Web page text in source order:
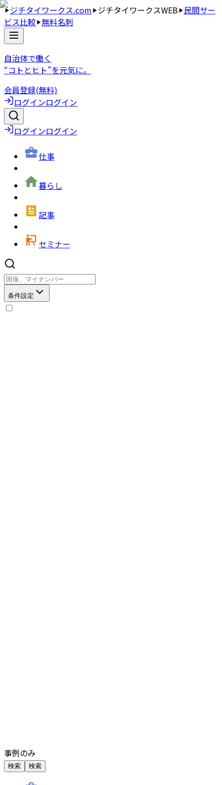
ジチタイワークス.com ジチタイワークスWEB 民間サー
ビス比較 無料名刺
自治体で働く
“コトとヒト”を元気に。
会員登録(無料)
ログインログイン
ログインログイン
仕事
暮らし
記事
セミナー
条件設定
事例のみ
検索 検索